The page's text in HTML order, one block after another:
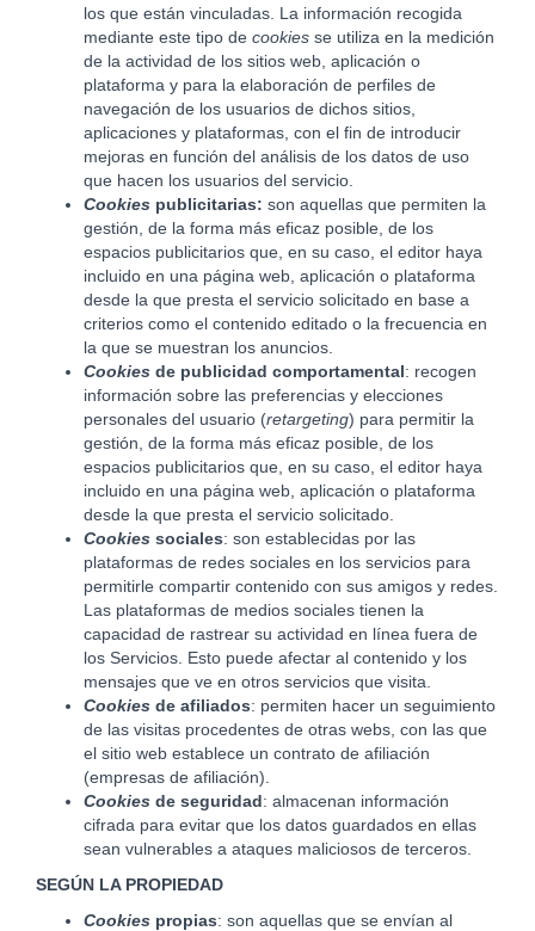
los que están vinculadas. La información recogida
mediante este tipo de cookies se utiliza en la medición
de la actividad de los sitios web, aplicación o
plataforma y para la elaboración de perfiles de
navegación de los usuarios de dichos sitios,
aplicaciones y plataformas, con el fin de introducir
mejoras en función del análisis de los datos de uso
que hacen los usuarios del servicio.
Cookies publicitarias: son aquellas que permiten la
gestión, de la forma más eficaz posible, de los
espacios publicitarios que, en su caso, el editor haya
incluido en una página web, aplicación o plataforma
desde la que presta el servicio solicitado en base a
criterios como el contenido editado o la frecuencia en
la que se muestran los anuncios.
Cookies de publicidad comportamental: recogen
información sobre las preferencias y elecciones
personales del usuario (retargeting) para permitir la
gestión, de la forma más eficaz posible, de los
espacios publicitarios que, en su caso, el editor haya
incluido en una página web, aplicación o plataforma
desde la que presta el servicio solicitado.
Cookies sociales: son establecidas por las
plataformas de redes sociales en los servicios para
permitirle compartir contenido con sus amigos y redes.
Las plataformas de medios sociales tienen la
capacidad de rastrear su actividad en línea fuera de
los Servicios. Esto puede afectar al contenido y los
mensajes que ve en otros servicios que visita.
Cookies de afiliados: permiten hacer un seguimiento
de las visitas procedentes de otras webs, con las que
el sitio web establece un contrato de afiliación
(empresas de afiliación).
Cookies de seguridad: almacenan información
cifrada para evitar que los datos guardados en ellas
sean vulnerables a ataques maliciosos de terceros.
SEGÚN LA PROPIEDAD
Cookies propias: son aquellas que se envían al